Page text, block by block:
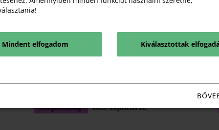
Közgazdaság
2023. augusztus 22.
Mindent elfogadom Kiválasztottak